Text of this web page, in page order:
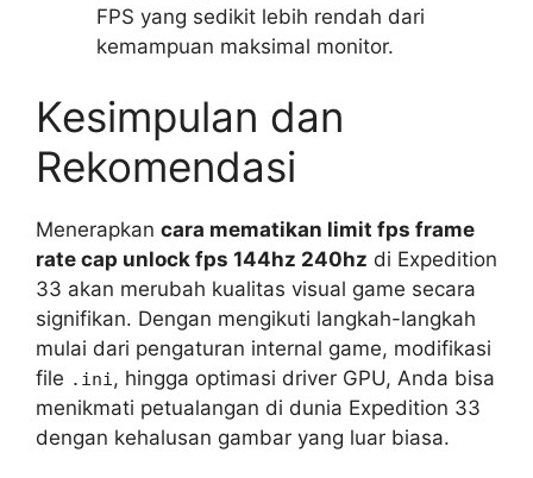
FPS yang sedikit lebih rendah dari
kemampuan maksimal monitor.
Kesimpulan dan
Rekomendasi
Menerapkan cara mematikan limit fps frame
rate cap unlock fps 144hz 240hz di Expedition
33 akan merubah kualitas visual game secara
signifikan. Dengan mengikuti langkah-langkah
mulai dari pengaturan internal game, modifikasi
file .ini, hingga optimasi driver GPU, Anda bisa
menikmati petualangan di dunia Expedition 33
dengan kehalusan gambar yang luar biasa.